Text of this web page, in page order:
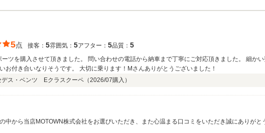
5点 接客： 5雰囲気： 5アフター： 5品質： 5
ツを購入させて頂きました。 問い合わせの電話から納車まで丁寧にご対応頂きました。 細か
お付き合いなりそうです。 大切に乗ります！Mさんありがとうございました！
デス・ベンツ Eクラスクーペ（2026/07購入）
店MOTOWN株式会社をお選びいただき、また心温まる口コミをいただき誠にありがとうございます。 ベンツE200クーペスポー